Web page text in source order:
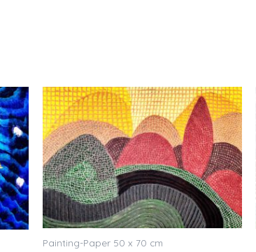
Painting-Paper 50 x 70 cm